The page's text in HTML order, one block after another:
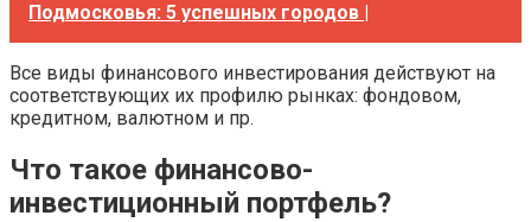
Подмосковья: 5 успешных городов |
Все виды финансового инвестирования действуют на
соответствующих их профилю рынках: фондовом,
кредитном, валютном и пр.
Что такое финансово-
инвестиционный портфель?